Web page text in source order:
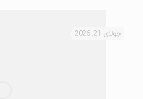
جولای 21, 2026